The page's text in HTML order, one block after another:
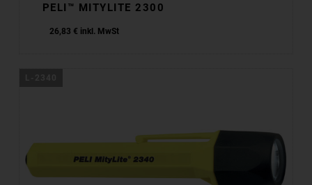
PELI™ MITYLITE 2300
26,83 € inkl. MwSt